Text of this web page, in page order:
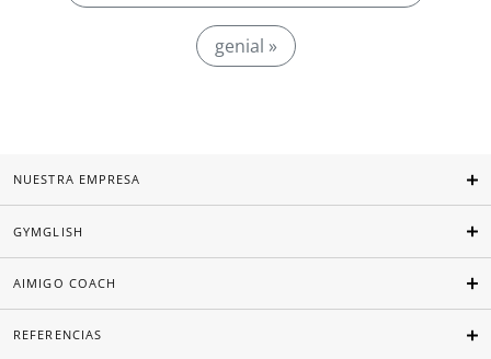
genial »
NUESTRA EMPRESA
GYMGLISH
AIMIGO COACH
REFERENCIAS